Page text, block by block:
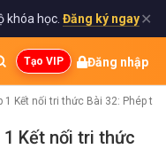
khóa học. Đăng ký ngay✕
Tạo VIP Đăng nhập
1 Kết nối tri thức Bài 32: Phép
Kết nối tri thức